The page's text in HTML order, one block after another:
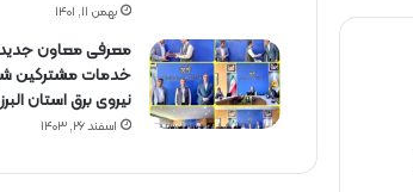
بهمن ۱۱, ۱۴۰۱
معرفی معاون
خدمات مشتركین
نیروی برق استان البرز
اسفند ۲۶, ۱۴۰۳